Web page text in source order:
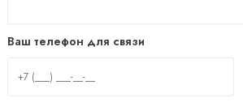
Ваш телефон для связи